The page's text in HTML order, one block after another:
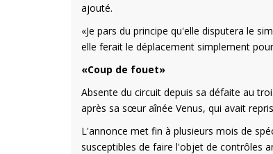
ajouté.
«Je pars du principe qu'elle disputera le
elle ferait le déplacement simplement
«Coup de fouet»
Absente du circuit depuis sa défaite au
après sa sœur aînée Venus, qui avait
L'annonce met fin à plusieurs mois de
susceptibles de faire l'objet de contrôles